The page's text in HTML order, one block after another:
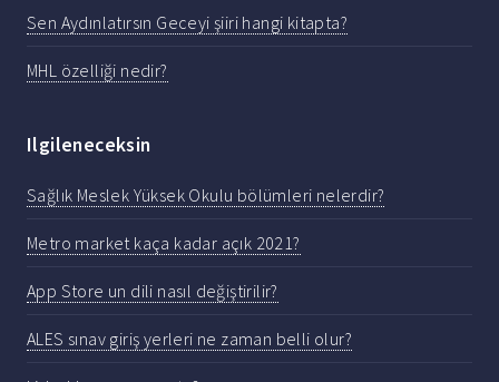
Sen Aydınlatırsın Geceyi şiiri hangi kitapta?
MHL özelliği nedir?
Ilgileneceksin
Sağlık Meslek Yüksek Okulu bölümleri nelerdir?
Metro market kaça kadar açık 2021?
App Store un dili nasıl değiştirilir?
ALES sınav giriş yerleri ne zaman belli olur?